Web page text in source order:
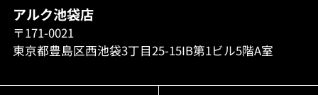
アルク池袋店
〒171-0021
東京都豊島区西池袋3丁目25-15IB第1ビル5階A室